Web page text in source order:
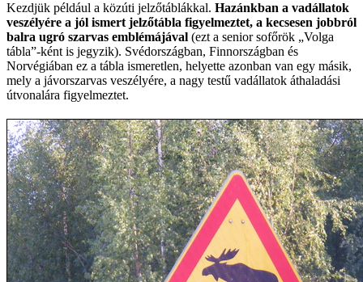
Kezdjük például a közúti jelzőtáblákkal. Hazánkban a vadállatok
veszélyére a jól ismert jelzőtábla figyelmeztet, a kecsesen jobbról
balra ugró szarvas emblémájával (ezt a senior sofőrök „Volga
tábla”-ként is jegyzik). Svédországban, Finnországban és
Norvégiában ez a tábla ismeretlen, helyette azonban van egy másik,
mely a jávorszarvas veszélyére, a nagy testű vadállatok áthaladási
útvonalára figyelmeztet.